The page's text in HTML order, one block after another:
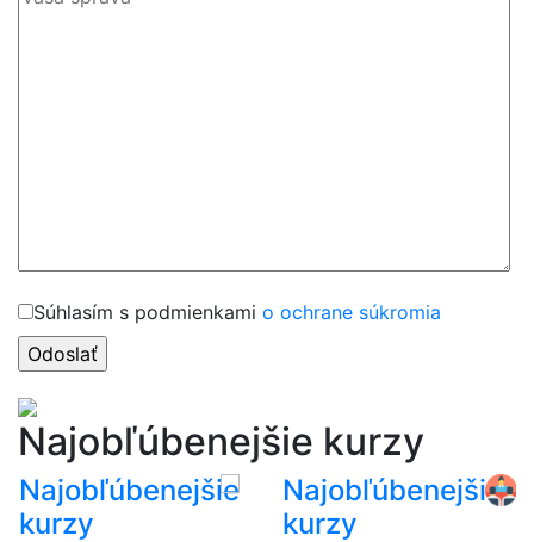
Súhlasím s podmienkami o ochrane súkromia
Najobľúbenejšie kurzy
Najobľúbenejšie
kurzy
Najobľúbenejšie
kurzy